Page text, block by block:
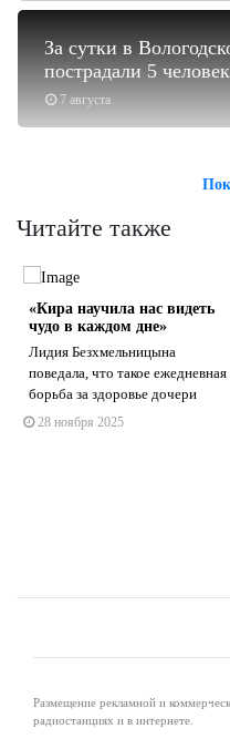
7 августа
За сутки в
пострадали 5 человек
Читайте также
«Кира научила нас видеть
чудо в каждом дне»
Лидия Безхмельницына
поведала, что такое ежедневная
борьба за здоровье дочери
28 ноября 2025
Размещение рекламной и
радиостанциях и в интернете.